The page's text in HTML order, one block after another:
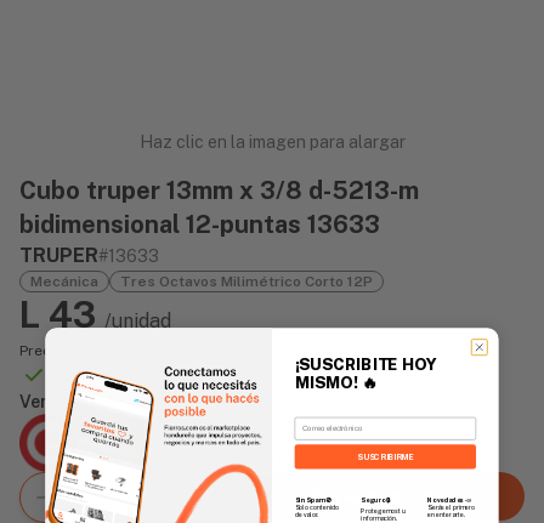
Haz clic en la imagen para alargar
Cubo truper 13mm x 3/8 d-5213-m
bidimensional 12-puntas 13633
TRUPER#13633
Mecánica Tres Octavos Milimétrico Corto 12P
L 43 /unidad
Precio incluye impuesto sobre ventas
Disponible Online
Vendido Por:
Agencia Global
2 días - Tiempo de Entrega Promedio
Agregar al carrito
¡SUSCRIBITE HOY
MISMO! 🔥
Email
SUSCRIBIRME
Sin Spam 🚫
Solo contenido
de valor.
Seguro 🔒
Protegemos tu
información.
Novedades 📣
Serás el primero
en enterarte.